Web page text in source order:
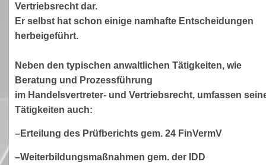
Vertriebsrecht dar.
Er selbst hat schon einige namhafte Entscheidungen
herbeigeführt.
Neben den typischen anwaltlichen Tätigkeiten, wie
Beratung und Prozessführung
im Handelsvertreter- und Vertriebsrecht, umfassen
Tätigkeiten auch:
–Erteilung des Prüfberichts gem. 24 FinVermV
–Weiterbildungsmaßnahmen gem. der IDD